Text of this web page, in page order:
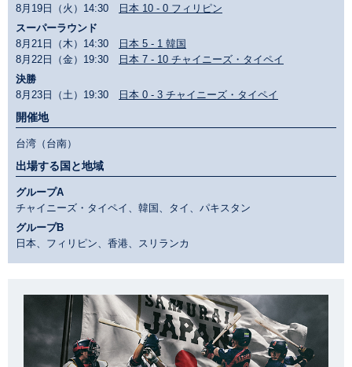
8月19日（火）14:30
日本 10 - 0 フィリピン
スーパーラウンド
8月21日（木）14:30
日本 5 - 1 韓国
8月22日（金）19:30
日本 7 - 10 チャイニーズ・タイペイ
決勝
8月23日（土）19:30
日本 0 - 3 チャイニーズ・タイペイ
開催地
台湾（台南）
出場する国と地域
グループA
チャイニーズ・タイペイ、韓国、タイ、パキスタン
グループB
日本、フィリピン、香港、スリランカ